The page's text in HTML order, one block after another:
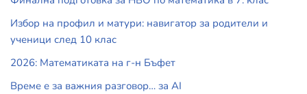
Избор на профил и матури: навигатор за родители и
ученици след 10 клас
2026: Математиката на г-н Бъфет
Време е за важния разговор… за АI